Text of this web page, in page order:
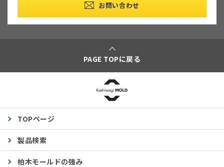
お問い合わせ
PAGE TOPに戻る
TOPページ
製品検索
柏木モールドの強み